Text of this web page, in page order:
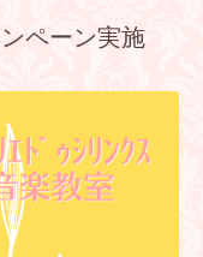
ペーン実施